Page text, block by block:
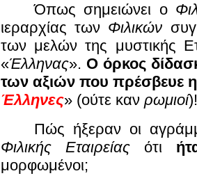
Όπως σημειώνει ο
ιεραρχίας των Φιλικών
των μελών της μυστικής
«Έλληνας». Ο όρκος
των αξιών που πρέσβευε η
Έλληνες» (ούτε καν ρωμιοί)!
Πώς ήξεραν οι
Φιλικής Εταιρείας ότι
μορφωμένοι;